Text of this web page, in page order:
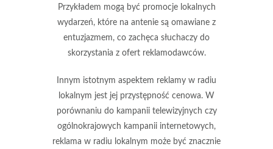
Przykładem mogą być promocje lokalnych
wydarzeń, które na antenie są omawiane z
entuzjazmem, co zachęca słuchaczy do
skorzystania z ofert reklamodawców.
Innym istotnym aspektem reklamy w radiu
lokalnym jest jej przystępność cenowa. W
porównaniu do kampanii telewizyjnych czy
ogólnokrajowych kampanii internetowych,
reklama w radiu lokalnym może być znacznie